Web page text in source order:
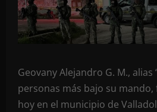
Geovany Alejandro G. M., alias
personas más bajo su
hoy en el municipio de